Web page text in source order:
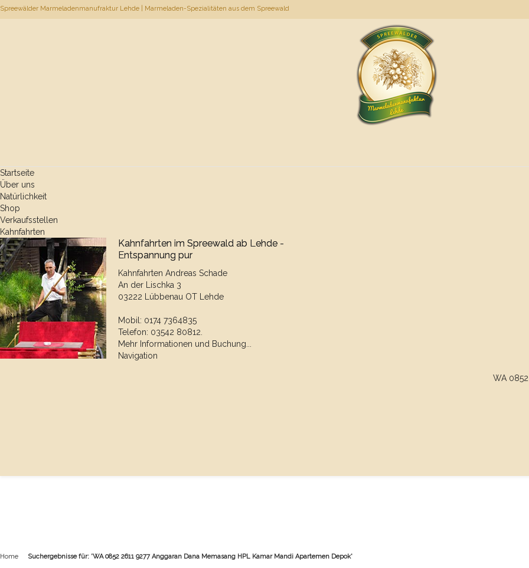
Spreewälder Marmeladenmanufraktur Lehde | Marmeladen-Spezialitäten aus dem Spreewald
Startseite
Über uns
Natürlichkeit
Shop
Verkaufsstellen
Kahnfahrten
Kahnfahrten im Spreewald ab Lehde -
Entspannung pur
Kahnfahrten Andreas Schade
An der Lischka 3
03222 Lübbenau OT Lehde
Mobil: 0174 7364835
Telefon: 03542 80812.
Mehr Informationen und Buchung...
Navigation
Home Suchergebnisse für: 'WA 0852 2611 9277 Anggaran Dana Memasang HPL Kamar Mandi Apartemen Depok'